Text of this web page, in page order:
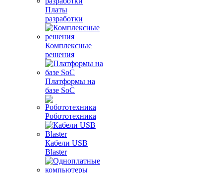
Платы
разработки
Комплексные
решения
Платформы на
базе SoC
Робототехника
Кабели USB
Blaster